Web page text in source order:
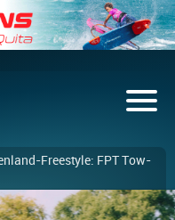
Freestyle: FPT Tow-